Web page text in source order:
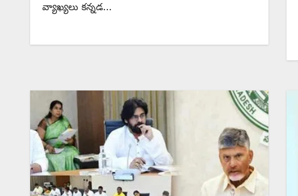
వ్యాఖ్యలు కన్నడ…